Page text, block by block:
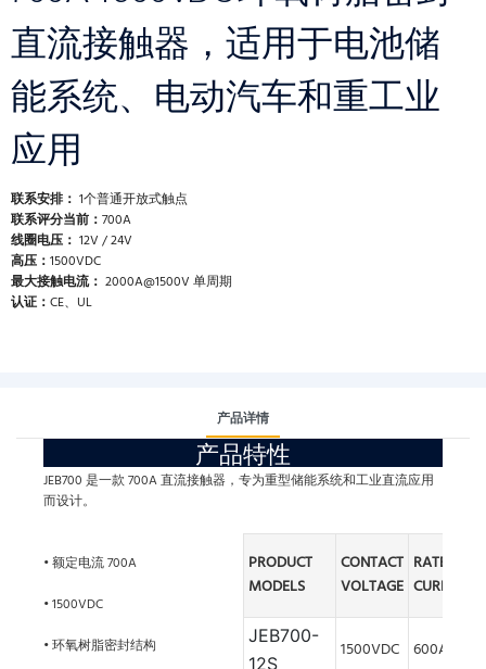
直流接触器，适用于电池储
能系统、电动汽车和重工业
应用
联系安排： 1个普通开放式触点
联系评分当前： 700A
线圈电压： 12V / 24V
高压： 1500VDC
最大接触电流： 2000A@1500V 单周期
认证： CE、UL
产品详情
产品特性
JEB700 是一款 700A 直流接触器，专为重型储能系统和工业直流应用
而设计。
• 额定电流 700A
• 1500VDC
• 环氧树脂密封结构
PRODUCT
MODELS
CONTACT
VOLTAGE
RATED
CURRENT
JEB700-
12S
1500VDC 600A